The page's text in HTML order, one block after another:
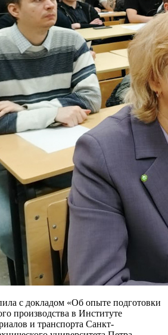
с докладом «Об опыте подготовки
производства в Институте
и транспорта Санкт-